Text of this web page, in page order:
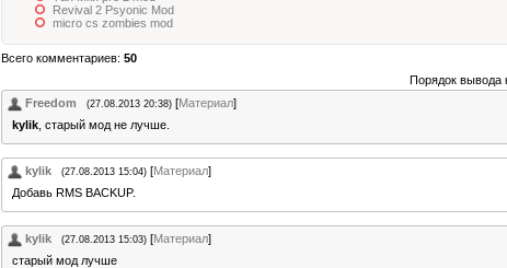
Revival 2 Psyonic Mod
micro cs zombies mod
Всего комментариев: 50
Порядок вывода
Freedom
(27.08.2013 20:38) [Материал]
kylik , старый мод не лучше.
kylik (27.08.2013 15:04) [Материал]
Добавь RMS BACKUP.
kylik (27.08.2013 15:03) [Материал]
старый мод лучше